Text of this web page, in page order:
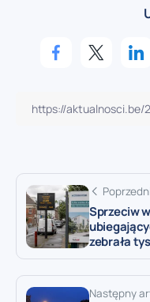
Sprzeciw
zebrała
Następny